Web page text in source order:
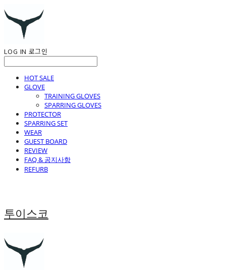
LOG IN 로그인
HOT SALE
GLOVE
TRAINING GLOVES
SPARRING GLOVES
PROTECTOR
SPARRING SET
WEAR
GUEST BOARD
REVIEW
FAQ & 공지사항
REFURB
투이스코